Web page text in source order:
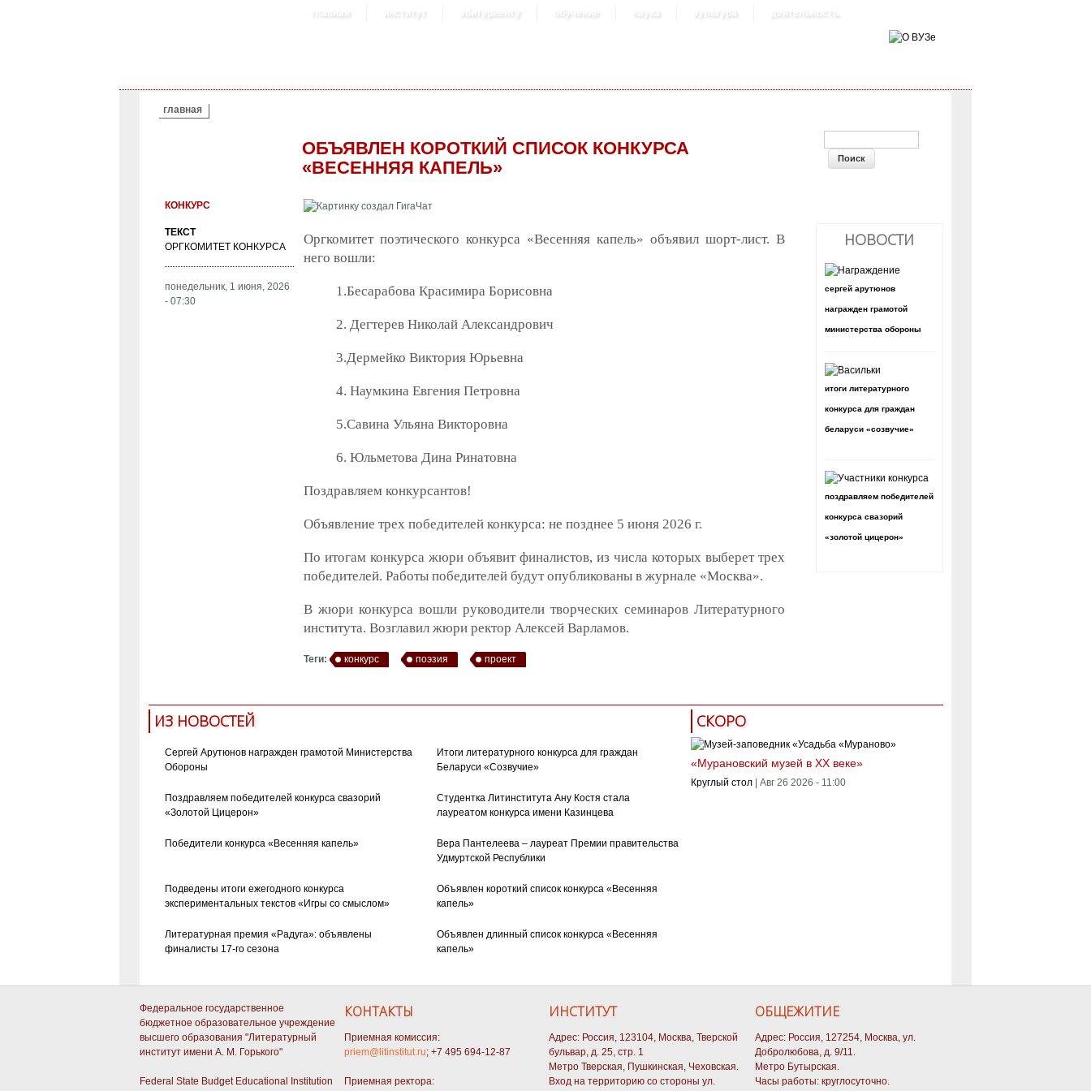
главная институт абитуриенту обучение наука культура деятельность
ВЫ ЗДЕСЬ
главная
ОБЪЯВЛЕН КОРОТКИЙ СПИСОК КОНКУРСА
«ВЕСЕННЯЯ КАПЕЛЬ»
КОНКУРС
ТЕКСТ
ОРГКОМИТЕТ КОНКУРСА
понедельник, 1 июня, 2026
- 07:30
Оргкомитет поэтического конкурса «Весенняя капель» объявил шорт-лист. В
него вошли:
1.Бесарабова Красимира Борисовна
2. Дегтерев Николай Александрович
3.Дермейко Виктория Юрьевна
4. Наумкина Евгения Петровна
5.Савина Ульяна Викторовна
6. Юльметова Дина Ринатовна
Поздравляем конкурсантов!
Объявление трех победителей конкурса: не позднее 5 июня 2026 г.
По итогам конкурса жюри объявит финалистов, из числа которых выберет трех
победителей. Работы победителей будут опубликованы в журнале «Москва».
В жюри конкурса вошли руководители творческих семинаров Литературного
института. Возглавил жюри ректор Алексей Варламов.
Теги: конкурс поэзия проект
ФОРМА ПОИСКА
НОВОСТИ
сергей арутюнов
награжден грамотой
министерства обороны
итоги литературного
конкурса для граждан
беларуси «созвучие»
поздравляем победителей
конкурса свазорий
«золотой цицерон»
ИЗ НОВОСТЕЙ
Сергей Арутюнов награжден грамотой Министерства
Обороны
Итоги литературного конкурса для граждан
Беларуси «Созвучие»
Поздравляем победителей конкурса свазорий
«Золотой Цицерон»
Студентка Литинститута Ану Костя стала
лауреатом конкурса имени Казинцева
Победители конкурса «Весенняя капель»
Вера Пантелеева – лауреат Премии правительства
Удмуртской Республики
Подведены итоги ежегодного конкурса
экспериментальных текстов «Игры со смыслом»
Объявлен короткий список конкурса «Весенняя
капель»
Литературная премия «Радуга»: объявлены
финалисты 17-го сезона
Объявлен длинный список конкурса «Весенняя
капель»
СКОРО
«Мурановский музей в XX веке»
Круглый стол Авг 26 2026 - 11:00
Федеральное государственное
бюджетное образовательное учреждение
высшего образования "Литературный
институт имени А. М. Горького"
Federal State Budget Educational Institution
КОНТАКТЫ
Приемная комиссия:
priem@litinstitut.ru; +7 495 694-12-87
Приемная ректора:
ИНСТИТУТ
Адрес: Россия, 123104, Москва, Тверской
бульвар, д. 25, стр. 1
Метро Тверская, Пушкинская, Чеховская.
Вход на территорию со стороны ул.
ОБЩЕЖИТИЕ
Адрес: Россия, 127254, Москва, ул.
Добролюбова, д. 9/11.
Метро Бутырская.
Часы работы: круглосуточно.